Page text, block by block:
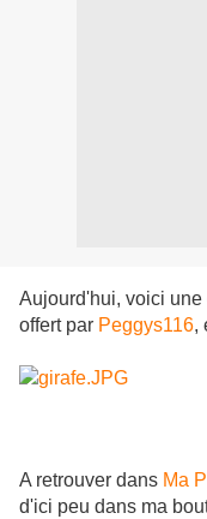
Aujourd'hui, voici
offert par Peggys116,
A retrouver dans Ma
d'ici peu dans ma